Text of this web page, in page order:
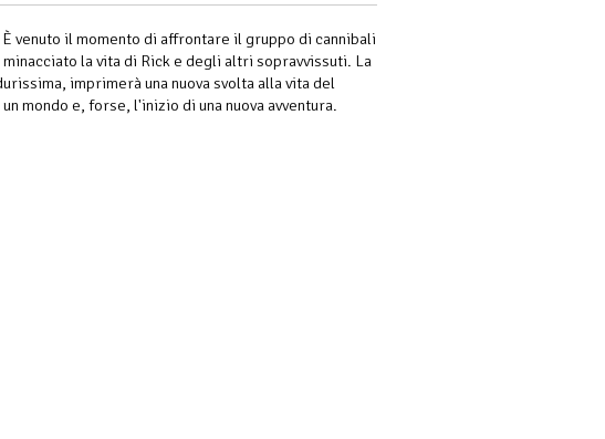
venuto il momento di affrontare il gruppo di cannibali
minacciato la vita di Rick e degli altri sopravvissuti. La
imprimerà una nuova svolta alla vita del
mondo e, forse, l'inizio di una nuova avventura.